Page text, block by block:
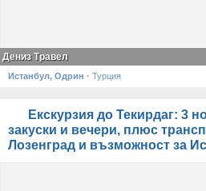
Дениз Травел
Истанбул, Одрин · Турция
Екскурзия до Текирдаг: 3
закуски и вечери, плюс
Лозенград и възможност за